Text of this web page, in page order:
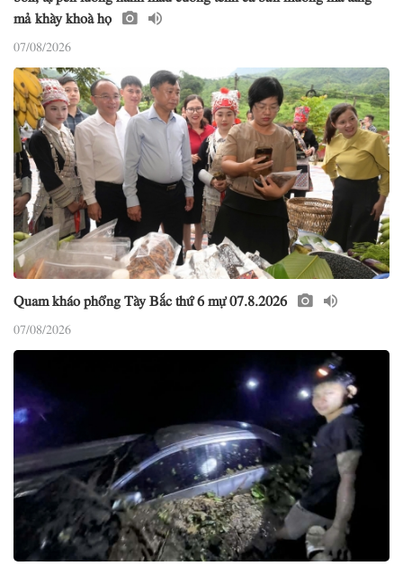
mả khày khoà họ
07/08/2026
Quam kháo phổng Tày Bắc thứ 6 mự 07.8.2026
07/08/2026